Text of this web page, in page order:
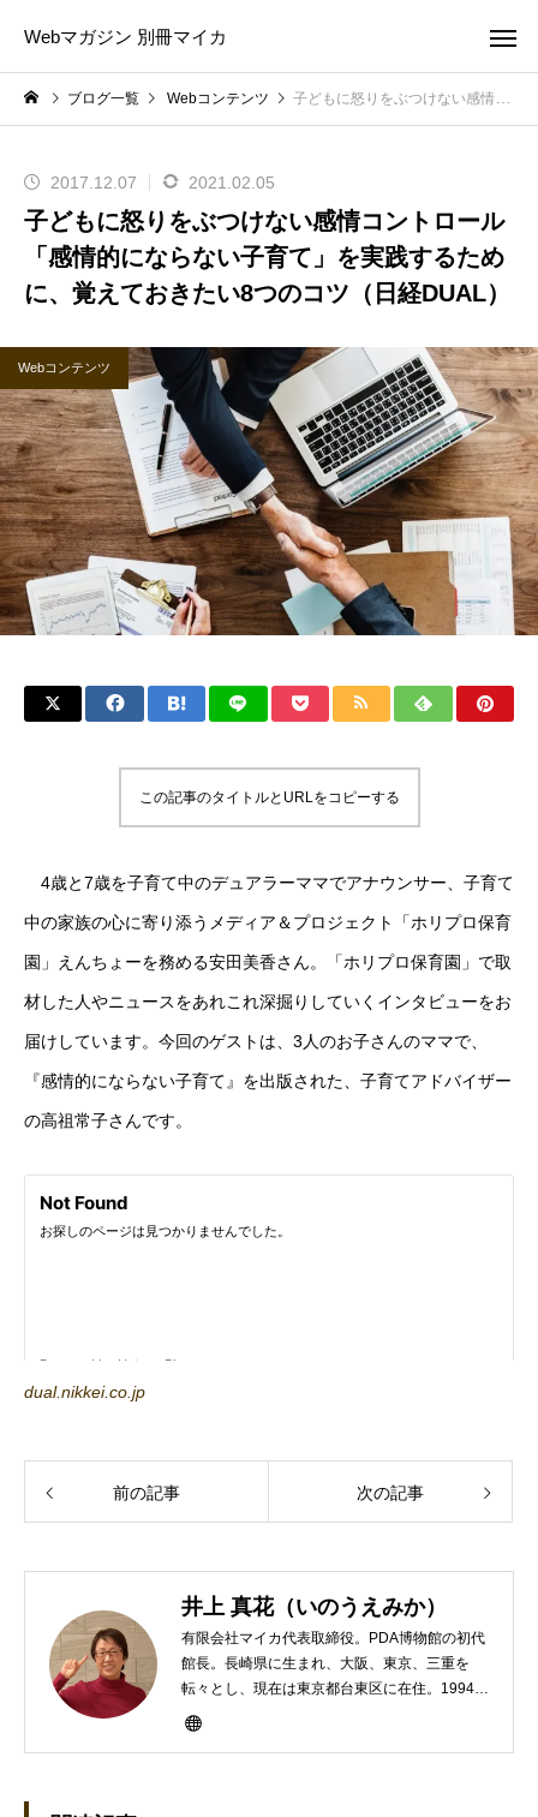
Webマガジン 別冊マイカ
ブログ一覧 Webコンテンツ 子どもに怒りをぶつけない感情コントロール 「感情的にならない子育て」を実践するために、覚えておきたい8つのコツ（日経DUAL）
2017.12.07 2021.02.05
子どもに怒りをぶつけない感情コントロール
「感情的にならない子育て」を実践するため
に、覚えておきたい8つのコツ（日経DUAL）
Webコンテンツ
この記事のタイトルとURLをコピーする
4歳と7歳を子育て中のデュアラーママでアナウンサー、子育て
中の家族の心に寄り添うメディア＆プロジェクト「ホリプロ保育
園」えんちょーを務める安田美香さん。「ホリプロ保育園」で取
材した人やニュースをあれこれ深掘りしていくインタビューをお
届けしています。今回のゲストは、3人のお子さんのママで、
『感情的にならない子育て』を出版された、子育てアドバイザー
の高祖常子さんです。
dual.nikkei.co.jp
前の記事 次の記事
井上 真花（いのうえみか）
有限会社マイカ代表取締役。PDA博物館の初代
館長。長崎県に生まれ、大阪、東京、三重を
転々とし、現在は東京都台東区に在住。1994年
にHP100LXと出会ったのをきかっけに、フリ